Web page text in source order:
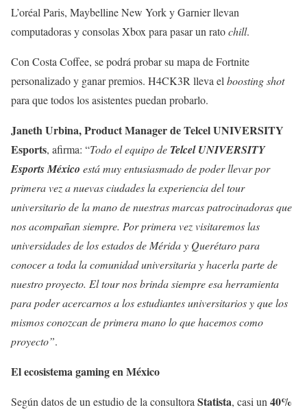
L’oréal Paris, Maybelline New York y Garnier llevan
computadoras y consolas Xbox para pasar un ratochill.
Con Costa Coffee, se podrá probar su mapa de Fortnite
personalizado y ganar premios. H4CK3R lleva elboosting shot
para que todos los asistentes puedan probarlo.
Janeth Urbina, Product Manager de Telcel UNIVERSITY
Esports, afirma: “Todo el equipo de Telcel UNIVERSITY
Esports México está muy entusiasmado de poder llevar por
primera vez a nuevas ciudades la experiencia del tour
universitario de la mano de nuestras marcas patrocinadoras que
nos acompañan siempre. Por primera vez visitaremos las
universidades de los estados de Mérida y Querétaro para
conocer a toda la comunidad universitaria y hacerla parte de
nuestro proyecto. El tour nos brinda siempre esa herramienta
para poder acercarnos a los estudiantes universitarios y que los
mismos conozcan de primera mano lo que hacemos como
proyecto”.
El ecosistema gaming en México
Según datos de un estudio de la consultoraStatista, casi un40%